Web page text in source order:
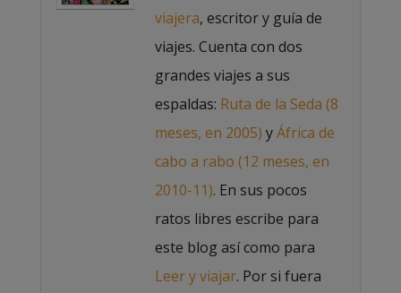
viajera, escritor y guía de
viajes. Cuenta con dos
grandes viajes a sus
espaldas: Ruta de la Seda (8
meses, en 2005) yÁfrica de
cabo a rabo (12 meses, en
2010-11). En sus pocos
ratos libres escribe para
este blog así como para
Leer y viajar. Por si fuera